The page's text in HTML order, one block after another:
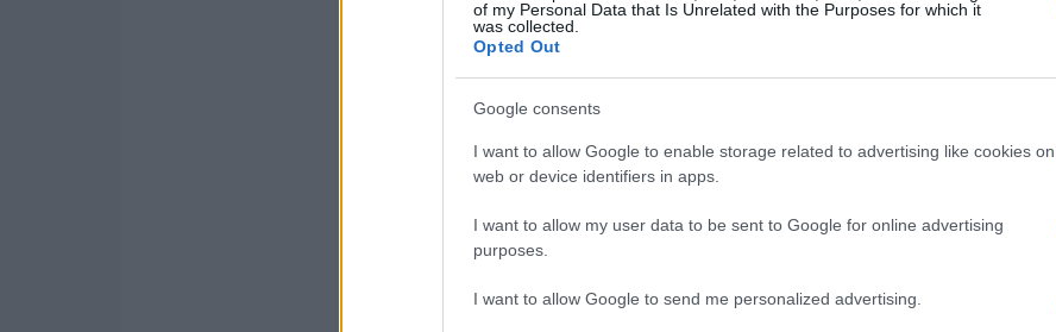
of my Personal Data that Is Unrelated with the Purposes for which it
was collected.
Opted Out
Google consents
I want to allow Google to enable storage related to advertising like cookies on
web or device identifiers in apps.
I want to allow my user data to be sent to Google for online advertising
purposes.
I want to allow Google to send me personalized advertising.